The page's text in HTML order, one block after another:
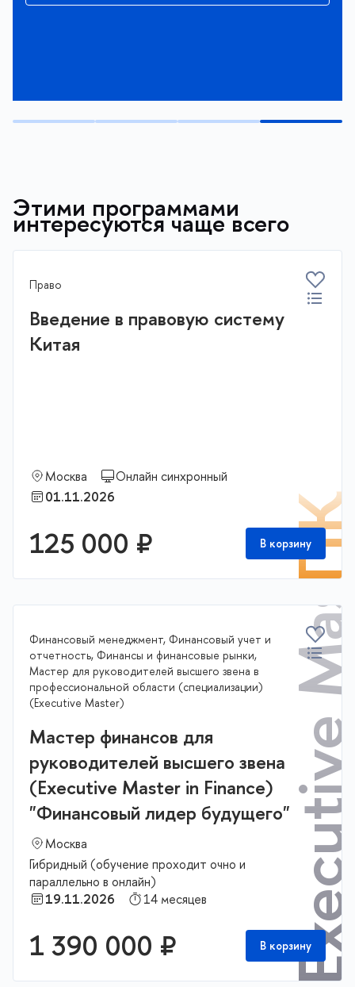
Этими программами
интересуются чаще всего
Право
Введение в правовую систему
Китая
Москва
Онлайн синхронный
01.11.2026
125 000 ₽ В корзину
Финансовый менеджмент, Финансовый учет и
отчетность, Финансы и финансовые рынки,
Мастер для руководителей высшего звена в
профессиональной области (специализации)
(Executive Master)
Мастер финансов для
руководителей высшего звена
(Executive Master in Finance)
"Финансовый лидер будущего"
Москва
Гибридный (обучение проходит очно и
параллельно в онлайн)
19.11.2026
14 месяцев
1 390 000 ₽ В корзину